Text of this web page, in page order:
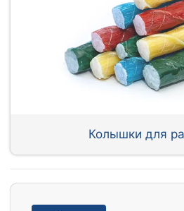
Колышки для